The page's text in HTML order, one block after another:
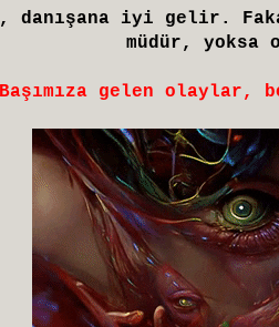
danışana iyi gelir.
müdür, yoksa
Başımıza gelen